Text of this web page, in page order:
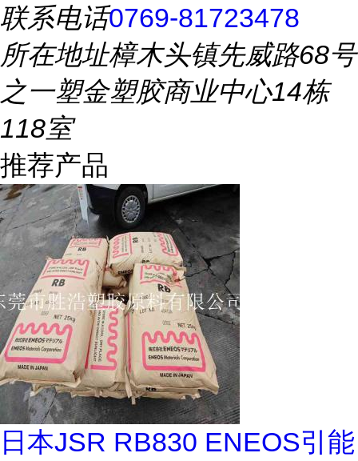
联系电话0769-81723478
所在地址樟木头镇先威路68号
之一塑金塑胶商业中心14栋
118室
推荐产品
日本JSR RB830 ENEOS引能